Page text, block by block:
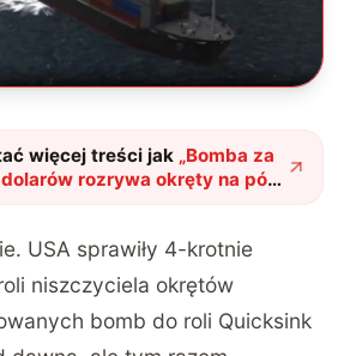
więcej treści jak „Bomba za
rozrywa okręty na pół.
nową zabójczą
USA sprawiły 4-krotnie
niszczyciela okrętów
bomb do roli Quicksink